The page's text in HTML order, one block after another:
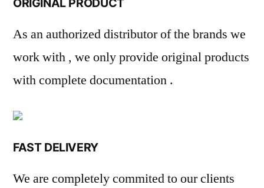
ORIGINAL PRODUCT
As an authorized distributor of the brands we
work with , we only provide original products
with complete documentation .
FAST DELIVERY
We are completely commited to our clients